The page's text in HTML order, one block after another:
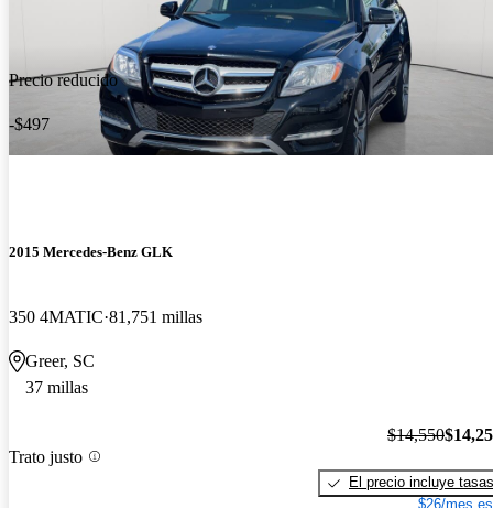
Precio reducido
-$497
2015 Mercedes-Benz GLK
350 4MATIC 81,751 millas
Greer, SC
37 millas
Trato justo
$14,550
El precio incluye tasas
$26/mes